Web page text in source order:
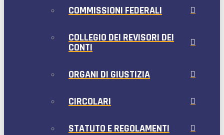
COMMISSIONI FEDERALI
COLLEGIO DEI REVISORI DEI
CONTI
ORGANI DI GIUSTIZIA
CIRCOLARI
STATUTO E REGOLAMENTI